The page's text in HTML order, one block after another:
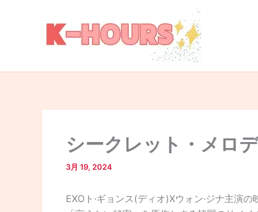
シークレット・メロ
3月 19, 2024
EXOト·ギョンス(ディオ)Xウォン·ジナ主演